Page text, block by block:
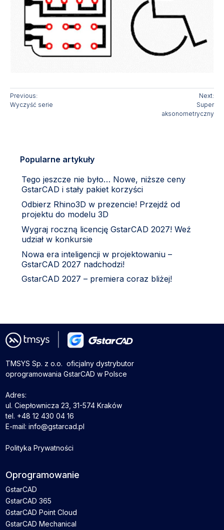
Previous:
Wyczyść serie
Next:
Super
aksonometryczny
Popularne artykuły
Tego jeszcze nie było… Nowe, niższe ceny
GstarCAD i stały pakiet korzyści
Odbierz Rhino3D w prezencie! Przejdź od
projektu do modelu 3D
Wygraj roczną licencję GstarCAD 2027! Weź
udział w konkursie
Nowa era inteligencji w projektowaniu –
GstarCAD 2027 nadchodzi!
GstarCAD 2027 – premiera coraz bliżej!
TMSYS Sp. z o.o. ­ oficjalny dystrybutor
oprogramowania GstarCAD w Polsce
Adres:
ul. Ciepłownicza 23, 31-574 Kraków
tel. +48 12 430 04 16
E-mail: info@gstarcad.pl
Polityka Prywatności
Oprogramowanie
GstarCAD
GstarCAD 365
GstarCAD Point Cloud
GstarCAD Mechanical